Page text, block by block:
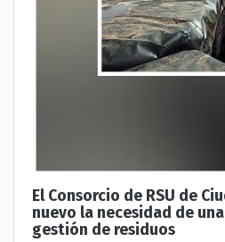
El Consorcio de RSU de
nuevo la necesidad de
gestión de residuos